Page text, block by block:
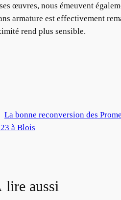
œuvres, nous émeuvent
armature est effectivement
rend plus sensible.
La bonne reconversion des
à Blois
lire aussi